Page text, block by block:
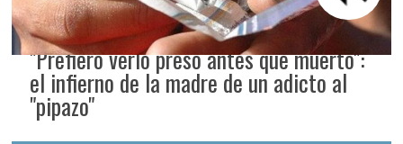
"Prefiero verlo preso antes que muerto":
el infierno de la madre de un adicto al
"pipazo"